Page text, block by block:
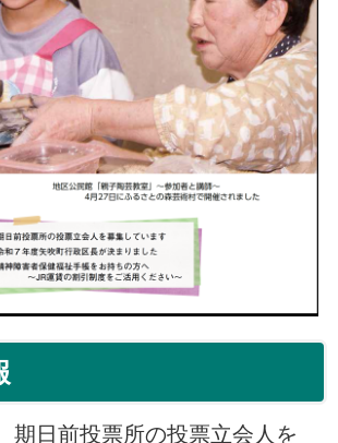
前投票所の投票立会人を